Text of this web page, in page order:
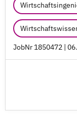
JobNr 1850472 |